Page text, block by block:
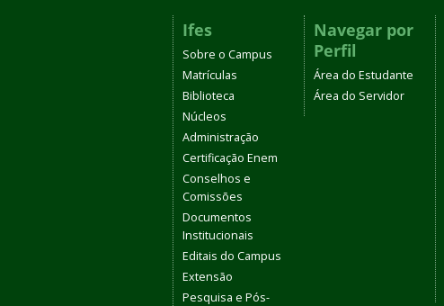
Ifes
Sobre o Campus
Matrículas
Biblioteca
Núcleos
Administração
Certificação Enem
Conselhos e
Comissões
Documentos
Institucionais
Editais do Campus
Extensão
Pesquisa e Pós-
Navegar por
Perfil
Área do Estudante
Área do Servidor